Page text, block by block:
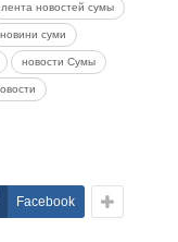
лента новостей сумы
новини суми
новости Сумы
Facebook